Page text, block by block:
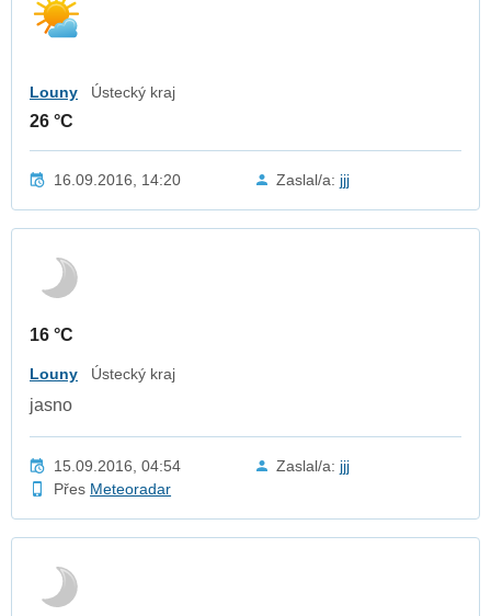
Louny Ústecký kraj
26 °C
16.09.2016, 14:20 Zaslal/a: jjj
16 °C
Louny Ústecký kraj
jasno
15.09.2016, 04:54 Zaslal/a: jjj
Přes Meteoradar